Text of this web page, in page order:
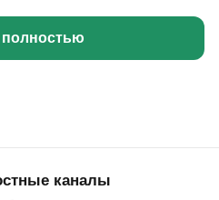
полностью
каналы